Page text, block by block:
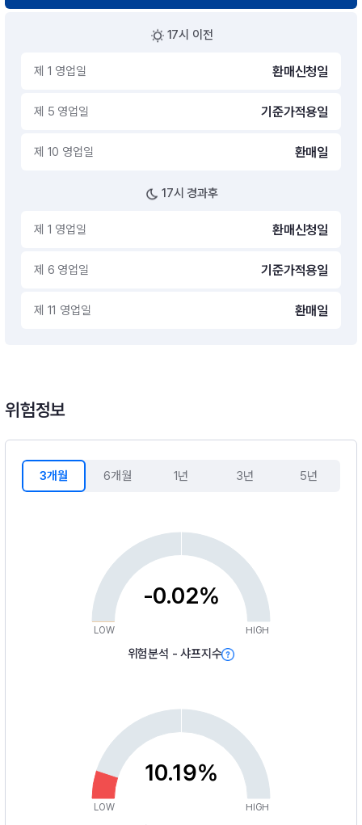
17시 이전
제 1 영업일 환매신청일
제 5 영업일 기준가적용일
제 10 영업일 환매일
17시 경과후
제 1 영업일 환매신청일
제 6 영업일 기준가적용일
제 11 영업일 환매일
위험정보
3개월 6개월 1년 3년 5년
-0.02%
LOW HIGH
위험분석 - 샤프지수
10.19%
LOW HIGH